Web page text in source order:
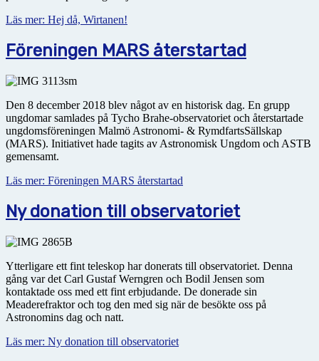
Läs mer: Hej då, Wirtanen!
Föreningen MARS återstartad
Den 8 december 2018 blev något av en historisk dag. En grupp
ungdomar samlades på Tycho Brahe-observatoriet och återstartade
ungdomsföreningen Malmö Astronomi- & RymdfartsSällskap
(MARS). Initiativet hade tagits av Astronomisk Ungdom och ASTB
gemensamt.
Läs mer: Föreningen MARS återstartad
Ny donation till observatoriet
Ytterligare ett fint teleskop har donerats till observatoriet. Denna
gång var det Carl Gustaf Werngren och Bodil Jensen som
kontaktade oss med ett fint erbjudande. De donerade sin
Meaderefraktor och tog den med sig när de besökte oss på
Astronomins dag och natt.
Läs mer: Ny donation till observatoriet